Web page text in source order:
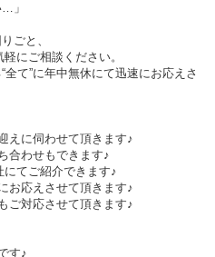
」
ごと、
にご相談ください。
て”に年中無休にて迅速にお応えさ
えに伺わせて頂きます♪
合わせもできます♪
にてご紹介できます♪
お応えさせて頂きます♪
ご対応させて頂きます♪
す♪